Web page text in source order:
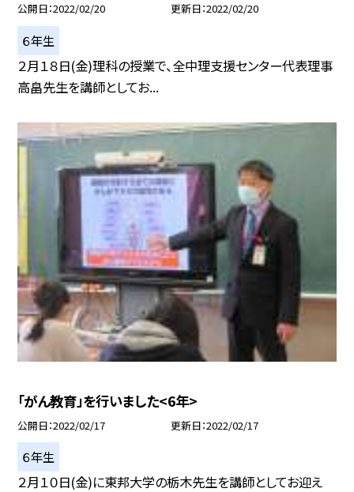
公開日 2022/02/20 更新日 2022/02/20
６年生
２月１８日(金)理科の授業で、全中理支援センター代表理事
高畠先生を講師としてお...
「がん教育」を行いました<6年>
公開日 2022/02/17 更新日 2022/02/17
６年生
２月１０日(金)に東邦大学の栃木先生を講師としてお迎え